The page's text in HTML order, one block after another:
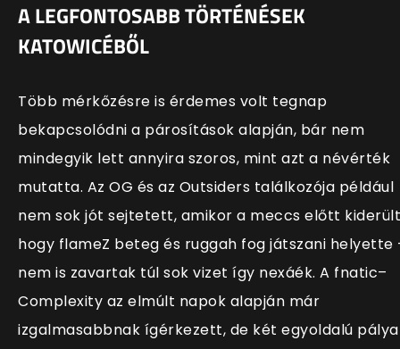
A LEGFONTOSABB TÖRTÉNÉSEK
KATOWICÉBŐL
Több mérkőzésre is érdemes volt tegnap
bekapcsolódni a párosítások alapján, bár nem
mindegyik lett annyira szoros, mint azt a névérték
mutatta. Az OG és az Outsiders találkozója például
nem sok jót sejtetett, amikor a meccs előtt
hogy flameZ beteg és ruggah fog játszani helyette
nem is zavartak túl sok vizet így nexáék. A fnatic–
Complexity az elmúlt napok alapján már
izgalmasabbnak ígérkezett, de két egyoldalú pálya